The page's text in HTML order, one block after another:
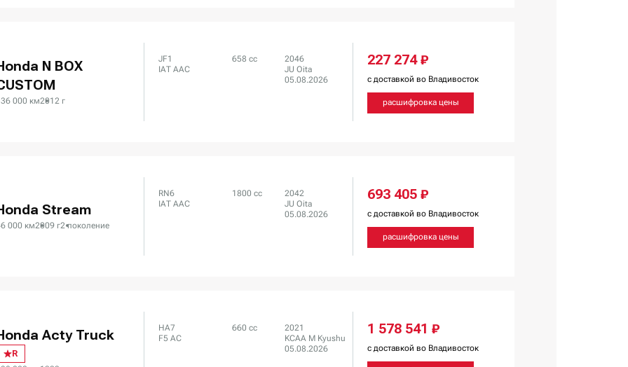
N BOX
000 км2012 г
JF1
IAT AAC
658 сс
2046
JU Oita
05.08.2026
227 274 ₽
с доставкой во Владивосток
расшифровка цены
Stream
000 км2009 г2 поколение
RN6
IAT AAC
1800 сс
2042
JU Oita
05.08.2026
693 405 ₽
с доставкой во Владивосток
расшифровка цены
Acty Truck
R
HA7
F5 AC
660 сс
2021
KCAA M Kyushu
05.08.2026
1 578 541 ₽
с доставкой во Владивосток